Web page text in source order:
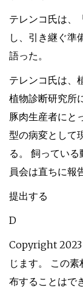
テレンコ氏は、
し、引き継ぐ準
語った。
テレンコ氏は、
植物診断研究所
豚肉生産者にと
型の病変として
る。 飼ってい
員会は直ちに報
提出する
D
Copyright 2023
じます。 この
布することはで